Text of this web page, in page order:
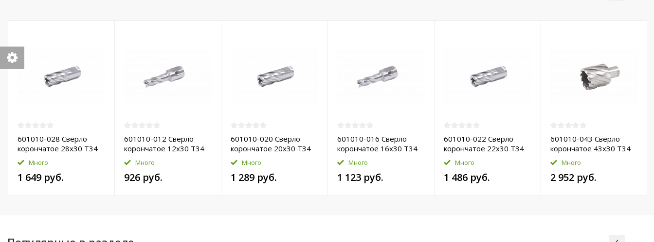
601010-028 Сверло
корончатое 28х30 T34
HSS-Pro
Много
1 649 руб.
601010-012 Сверло
корончатое 12х30 T34
HSS-Pro
Много
926 руб.
601010-020 Сверло
корончатое 20х30 T34
HSS-Pro
Много
1 289 руб.
601010-016 Сверло
корончатое 16х30 T34
HSS-Pro
Много
1 123 руб.
601010-022 Сверло
корончатое 22х30 T34
HSS-Pro
Много
1 486 руб.
601010-043 Сверло
корончатое 43х30 T34
HSS-Pro
Много
2 952 руб.